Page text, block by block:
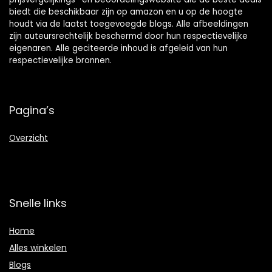
biedt die beschikbaar zijn op amazon en u op de hoogte
houdt via de laatst toegevoegde blogs. Alle afbeeldingen
zijn auteursrechtelijk beschermd door hun respectievelijke
eigenaren. Alle geciteerde inhoud is afgeleid van hun
respectievelijke bronnen.
Pagina’s
Overzicht
Snelle links
Home
Alles winkelen
Blogs